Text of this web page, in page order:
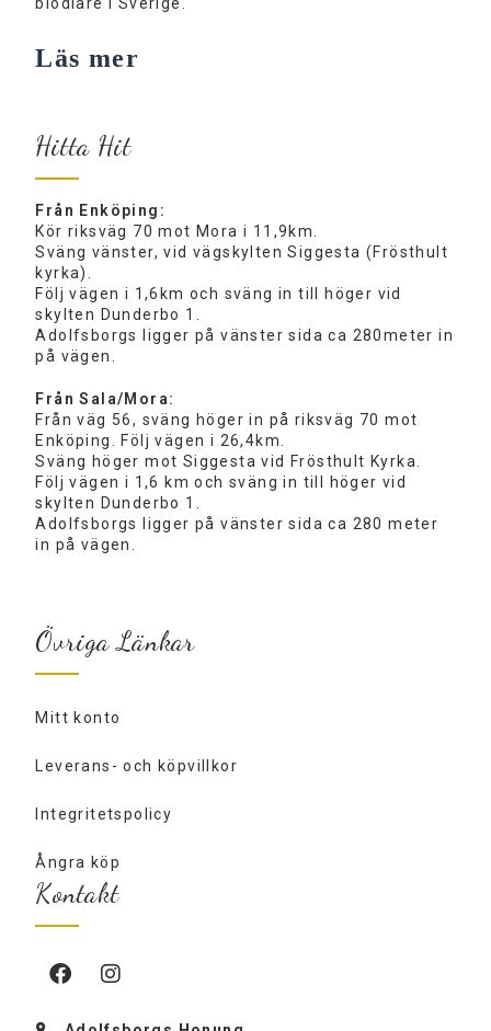
Läs mer
Hitta Hit
Från Enköping:
Kör riksväg 70 mot Mora i 11,9km.
Sväng vänster, vid vägskylten Siggesta (Frösthult
kyrka).
Följ vägen i 1,6km och sväng in till höger vid
skylten Dunderbo 1.
Adolfsborgs ligger på vänster sida ca 280meter in
på vägen.
Från Sala/Mora:
Från väg 56, sväng höger in på riksväg 70 mot
Enköping. Följ vägen i 26,4km.
Sväng höger mot Siggesta vid Frösthult Kyrka.
Följ vägen i 1,6 km och sväng in till höger vid
skylten Dunderbo 1.
Adolfsborgs ligger på vänster sida ca 280 meter
in på vägen.
Övriga Länkar
Mitt konto
Leverans- och köpvillkor
Integritetspolicy
Ångra köp
Kontakt